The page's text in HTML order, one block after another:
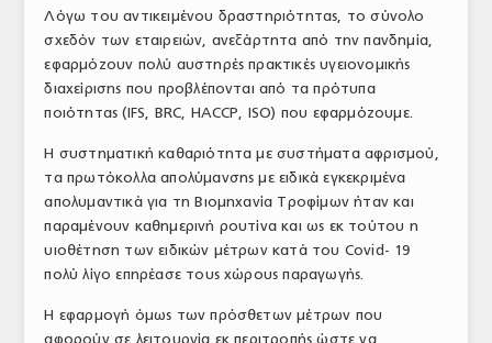
Λόγω του αντικειμένου δραστηριότητας, το σύνολο
σχεδόν των εταιρειών, ανεξάρτητα από την πανδημία,
εφαρμόζουν πολύ αυστηρές πρακτικές υγειονομικής
διαχείρισης που προβλέπονται από τα πρότυπα
ποιότητας (IFS, BRC, HACCP, ISO) που εφαρμόζουμε.
Η συστηματική καθαριότητα με συστήματα αφρισμού,
τα πρωτόκολλα απολύμανσης με ειδικά εγκεκριμένα
απολυμαντικά για τη Βιομηχανία Τροφίμων ήταν και
παραμένουν καθημερινή ρουτίνα και ως εκ τούτου η
υιοθέτηση των ειδικών μέτρων κατά του Covid- 19
πολύ λίγο επηρέασε τους χώρους παραγωγής.
Η εφαρμογή όμως των πρόσθετων μέτρων που
αφορούν σε λειτουργία εκ περιτροπής ώστε να